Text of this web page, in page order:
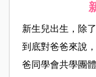
新生兒出生，除
到底對爸爸來說
爸同學會共學團